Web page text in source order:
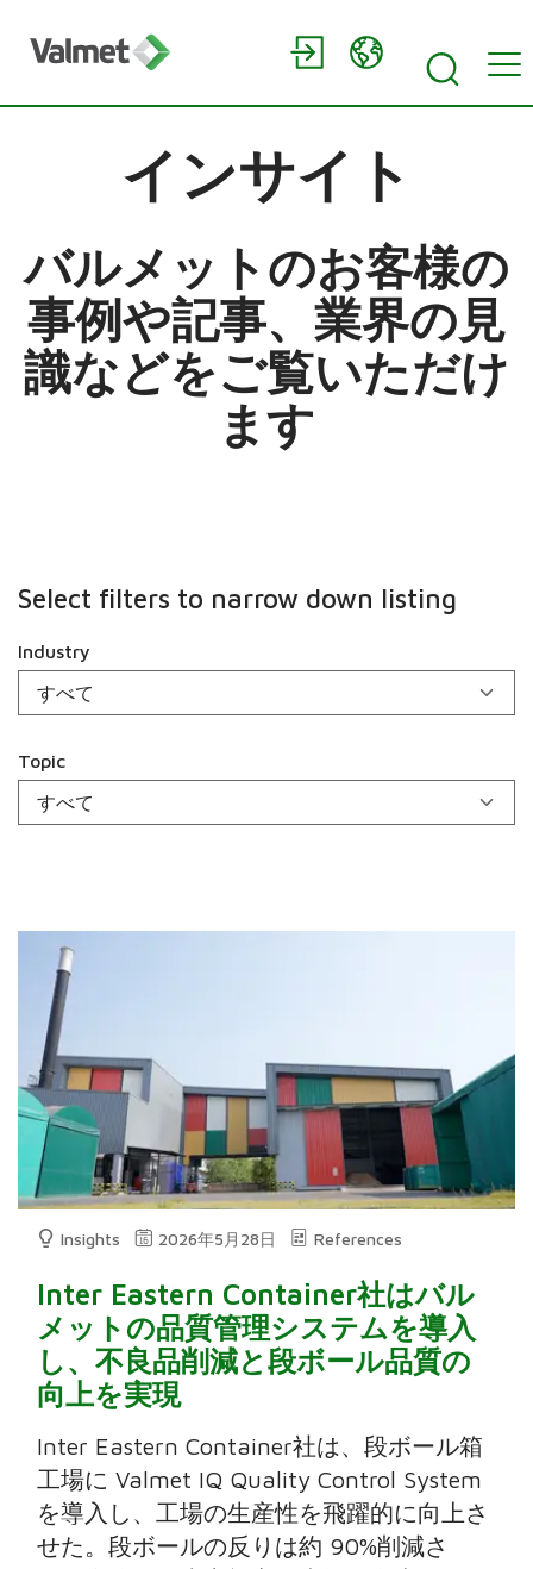
インサイト
バルメットのお客様の
事例や記事、業界の見
識などをご覧いただけ
ます
Select filters to narrow down listing
Industry
Topic
Insights 2026年5月28日 References
Inter Eastern Container社はバル
メットの品質管理システムを導入
し、不良品削減と段ボール品質の
向上を実現
Inter Eastern Container社は、段ボール箱
工場に Valmet IQ Quality Control System
を導入し、工場の生産性を飛躍的に向上さ
せた。段ボールの反りは約 90%削減さ